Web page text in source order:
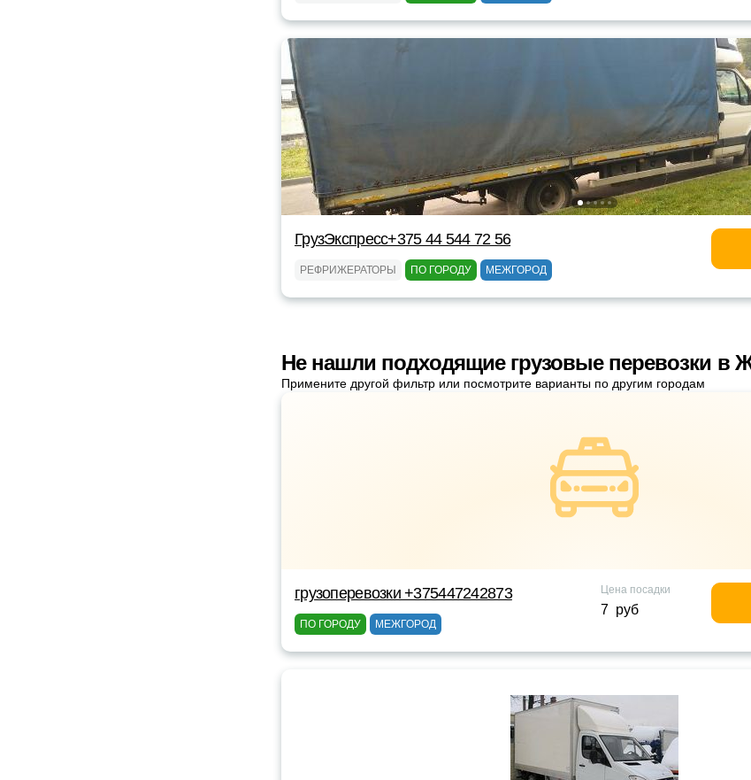
ГрузЭкспресс+375 44 544 72 56
РЕФРИЖЕРАТОРЫ ПО ГОРОДУ МЕЖГОРОД
Не нашли подходящие грузовые перевозки в
Примените другой фильтр или посмотрите варианты по другим городам
грузоперевозки +375447242873
ПО ГОРОДУ МЕЖГОРОД
Цена посадки
7 руб